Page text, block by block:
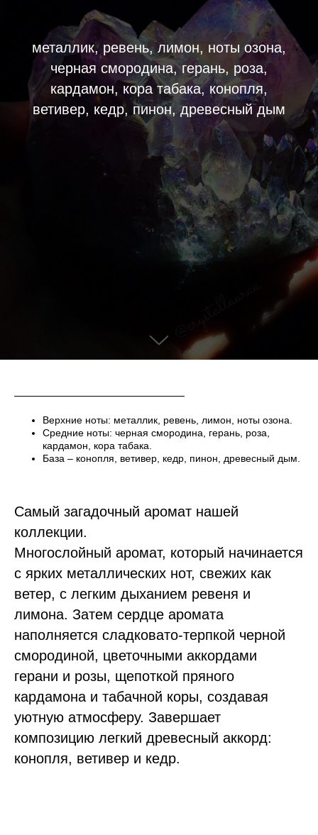
металлик, ревень, лимон, ноты озона,
черная смородина, герань, роза,
кардамон, кора табака, конопля,
ветивер, кедр, пинон, древесный дым
Верхние ноты: металлик, ревень, лимон, ноты озона.
Средние ноты: черная смородина, герань, роза,
кардамон, кора табака.
База – конопля, ветивер, кедр, пинон, древесный дым.
Самый загадочный аромат нашей
коллекции.
Многослойный аромат, который начинается
с ярких металлических нот, свежих как
ветер, с легким дыханием ревеня и
лимона. Затем сердце аромата
наполняется сладковато-терпкой черной
смородиной, цветочными аккордами
герани и розы, щепоткой пряного
кардамона и табачной коры, создавая
уютную атмосферу. Завершает
композицию легкий древесный аккорд:
конопля, ветивер и кедр.